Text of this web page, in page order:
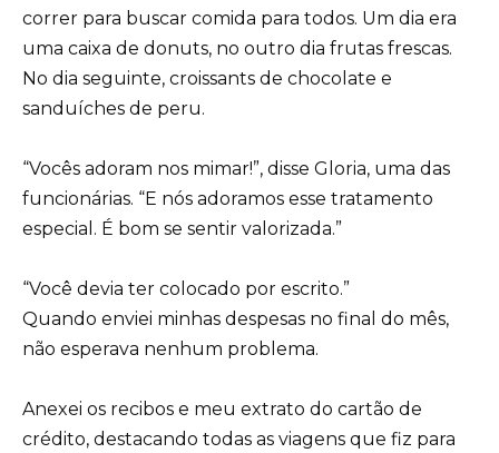
correr para buscar comida para todos. Um dia era
uma caixa de donuts, no outro dia frutas frescas.
No dia seguinte, croissants de chocolate e
sanduíches de peru.
“Vocês adoram nos mimar!”, disse Gloria, uma das
funcionárias. “E nós adoramos esse tratamento
especial. É bom se sentir valorizada.”
“Você devia ter colocado por escrito.”
Quando enviei minhas despesas no final do mês,
não esperava nenhum problema.
Anexei os recibos e meu extrato do cartão de
crédito, destacando todas as viagens que fiz para